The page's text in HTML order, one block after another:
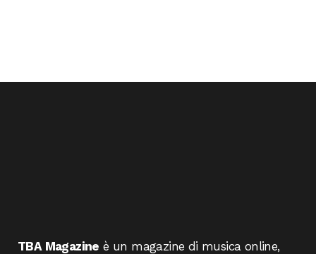
TBA Magazine è un magazine di musica online,